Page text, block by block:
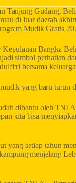
Tanjung Gudang,
di luar daerah
Mudik Gratis
Bangka
simbol perhatian
bersama
yang baru turun
dibantu oleh TNI
kita bisa
setiap tahun
menjelang